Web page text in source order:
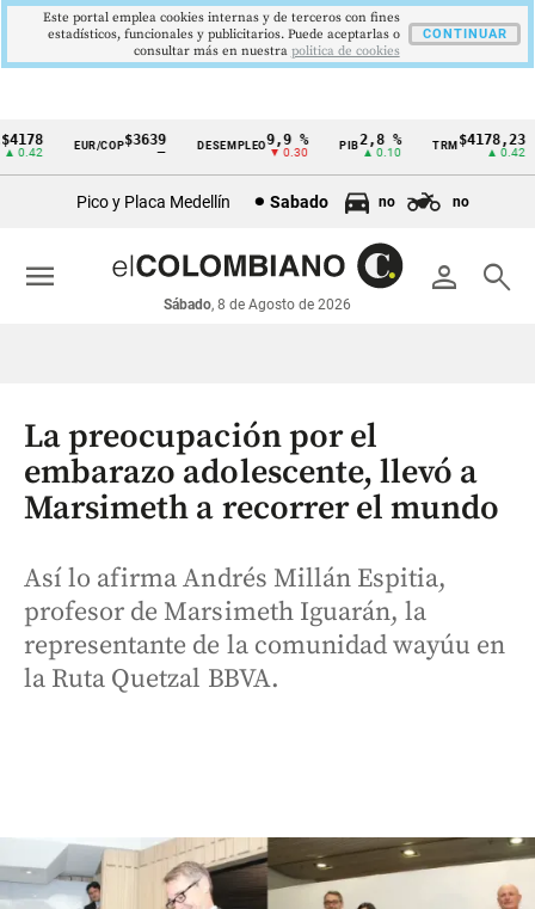
Cintillo
económicos
Colombia
EUR/COP$3639 DESEMPLEO9,9 %
▼ 0.30
2,8 %
▲ 0.10
TRM$4178,23
▲ 0.42
Pico y Placa Medellín Sabado no no
person search
Sábado, 8 de Agosto de 2026
menu
La preocupación por el
embarazo adolescente, llevó a
Marsimeth a recorrer el mundo
Así lo afirma Andrés Millán Espitia,
profesor de Marsimeth Iguarán, la
representante de la comunidad wayúu en
la Ruta Quetzal BBVA.
Este portal emplea cookies internas y de terceros con fines
estadísticos, funcionales y publicitarios. Puede aceptarlas o
consultar más en nuestra politica de cookies
CONTINUAR